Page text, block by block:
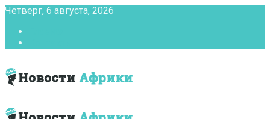
Четверг, 6 августа, 2026